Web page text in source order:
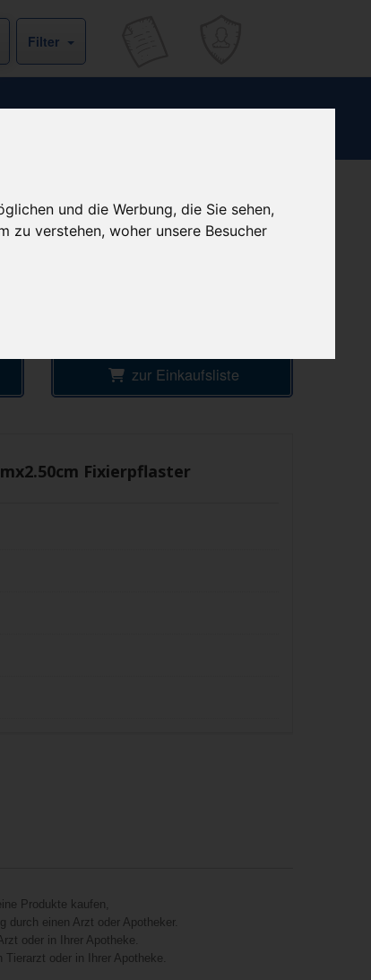
und die Werbung, die Sie sehen,
zu verstehen, woher unsere Besucher
Filter
+ 3,99 € Versandkosten
& inkl. MwSt.
zur Einkaufsliste
Fixierpflaster
Produkte kaufen,
durch einen Arzt oder Apotheker.
oder in Ihrer Apotheke.
oder in Ihrer Apotheke.